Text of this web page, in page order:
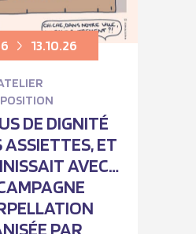
13.10.26
DE DIGNITÉ
ET
AVEC…
PAR